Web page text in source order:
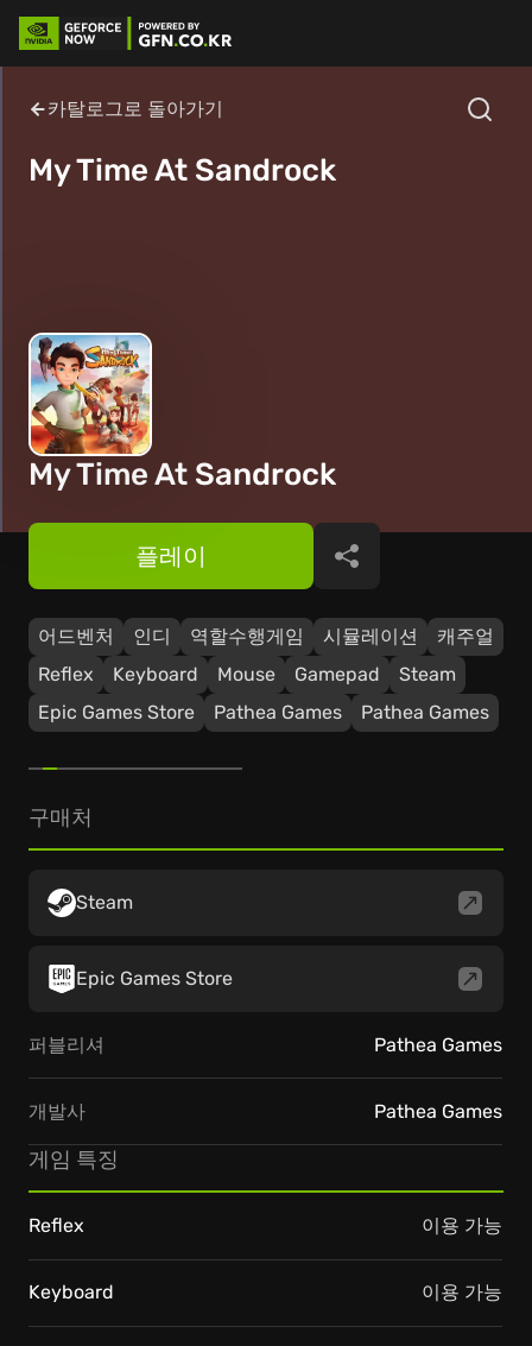
카탈로그로 돌아가기
My Time At Sandrock
My Time At Sandrock
어드벤처 인디 역할수행게임 시뮬레이션
캐주얼
Reflex
Keyboard Mouse Gamepad
Steam
Epic Games Store
Pathea Games Pathea Games
플레이 공유
구매처
Steam
Epic Games Store
퍼블리셔 Pathea Games
개발사 Pathea Games
게임 특징
Reflex 이용 가능
Keyboard 이용 가능